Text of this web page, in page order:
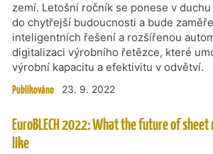
zemí. Letošní ročník se ponese v
do chytřejší budoucnosti a bude
inteligentních řešení a rozšířenou
digitalizaci výrobního řetězce, které
výrobní kapacitu a efektivitu v odvětví.
Publikováno 23. 9. 2022
EuroBLECH 2022: What the future of
like